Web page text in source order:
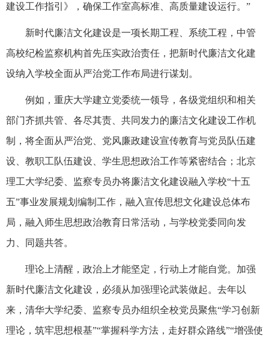
建设工作指引》，确保工作室高标准、高质量建设运行。”
新时代廉洁文化建设是一项长期工程、系统工程，中管
高校纪检监察机构首先压实政治责任，把新时代廉洁文化建
设纳入学校全面从严治党工作布局进行谋划。
例如，重庆大学建立党委统一领导，各级党组织和相关
部门齐抓共管、各尽其责、共同发力的廉洁文化建设工作机
制，将全面从严治党、党风廉政建设宣传教育与党员队伍建
设、教职工队伍建设、学生思想政治工作等紧密结合；北京
理工大学纪委、监察专员办将廉洁文化建设融入学校“十五
五”事业发展规划编制工作，融入宣传思想文化建设总体布
局，融入师生思想政治教育日常活动，与学校党委同向发
力、同题共答。
理论上清醒，政治上才能坚定，行动上才能自觉。加强
新时代廉洁文化建设，必须从加强理论武装做起。去年以
来，清华大学纪委、监察专员办组织全校党员聚焦“学习创新
理论，筑牢思想根基”“掌握科学方法，走好群众路线”“增强使